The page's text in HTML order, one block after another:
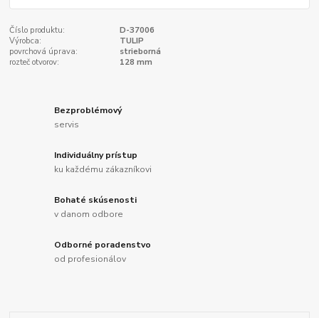
Číslo produktu:
D-37006
Výrobca:
TULIP
povrchová úprava:
strieborná
rozteč otvorov:
128 mm
Bezproblémový
servis
Individuálny prístup
ku každému zákazníkovi
Bohaté skúsenosti
v danom odbore
Odborné poradenstvo
od profesionálov